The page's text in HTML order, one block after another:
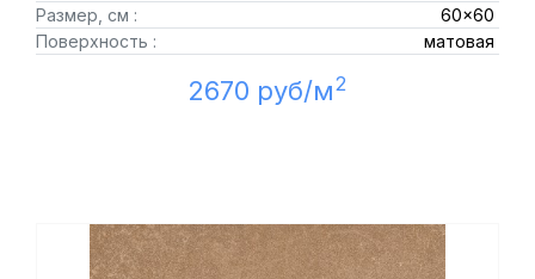
Размер, см :
60x60
Поверхность :
матовая
2670 руб/м2